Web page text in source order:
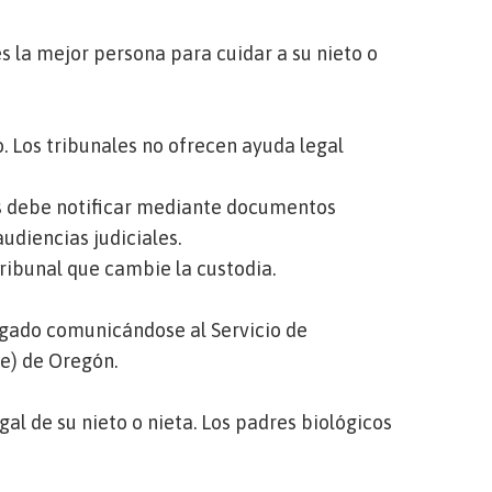
la mejor persona para cuidar a su nieto o
Los tribunales no ofrecen ayuda legal
debe notificar mediante documentos
judiciales.
que cambie la custodia.
comunicándose al Servicio de
de Oregón.
de su nieto o nieta. Los padres biológicos